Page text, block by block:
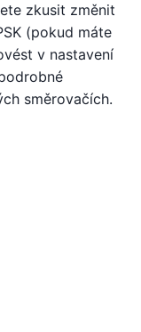
zkusit změnit
(pokud máte
v nastavení
směrovačích.